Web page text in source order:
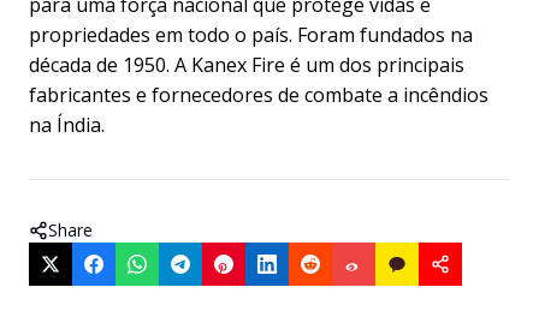
propriedades em todo o país. Foram fundados na
década de 1950. A Kanex Fire é um dos principais
fabricantes e fornecedores de combate a incêndios
na Índia.
Share